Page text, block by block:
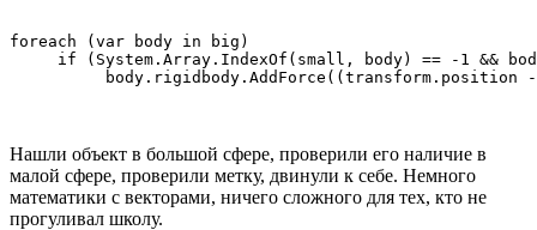
foreach (var body in big)
if (System.Array.IndexOf(small, body) == -1 &&
Нашли объект в большой сфере, проверили его наличие в
малой сфере, проверили метку, двинули к себе. Немного
математики с векторами, ничего сложного для тех, кто не
прогуливал школу.